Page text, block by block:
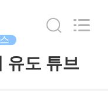
유도 튜브